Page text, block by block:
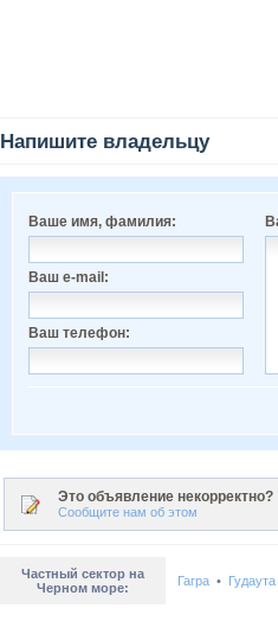
Напишите владельцу
Ваше имя, фамилия:
Ваш e-mail:
Ваш телефон:
Это объявление некорректно?
Сообщите нам об этом
Частный сектор на
Черном море:
Гагра • Гудаута